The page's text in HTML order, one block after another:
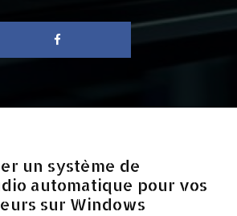
un système de
automatique pour vos
sur Windows